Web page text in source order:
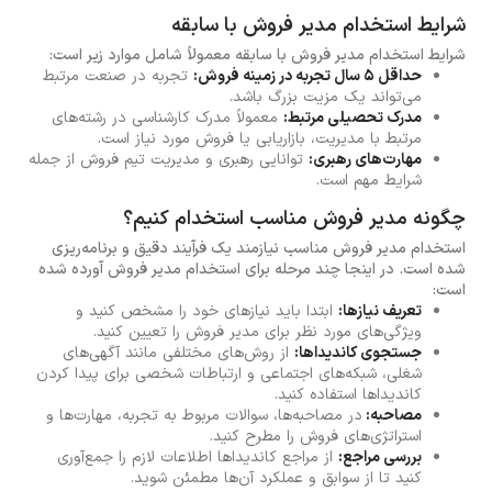
شرایط استخدام مدیر فروش با سابقه
شرایط استخدام مدیر فروش با سابقه معمولاً شامل موارد زیر است:
حداقل ۵ سال تجربه در زمینه فروش:
تجربه در صنعت مرتبط
می‌تواند یک مزیت بزرگ باشد.
مدرک تحصیلی مرتبط: معمولاً مدرک کارشناسی در رشته‌های
مرتبط با مدیریت، بازاریابی یا فروش مورد نیاز است.
مهارت‌های رهبری: توانایی رهبری و مدیریت تیم فروش از جمله
شرایط مهم است.
چگونه مدیر فروش مناسب استخدام کنیم؟
استخدام مدیر فروش مناسب نیازمند یک فرآیند دقیق و برنامه‌ریزی
شده است. در اینجا چند مرحله برای استخدام مدیر فروش آورده شده
است:
تعریف نیازها: ابتدا باید نیازهای خود را مشخص کنید و
ویژگی‌های مورد نظر برای مدیر فروش را تعیین کنید.
جستجوی کاندیداها: از روش‌های مختلفی مانند آگهی‌های
شغلی، شبکه‌های اجتماعی و ارتباطات شخصی برای پیدا کردن
کاندیداها استفاده کنید.
مصاحبه: در مصاحبه‌ها، سوالات مربوط به تجربه، مهارت‌ها و
استراتژی‌های فروش را مطرح کنید.
بررسی مراجع: از مراجع کاندیداها اطلاعات لازم را جمع‌آوری
کنید تا از سوابق و عملکرد آن‌ها مطمئن شوید.